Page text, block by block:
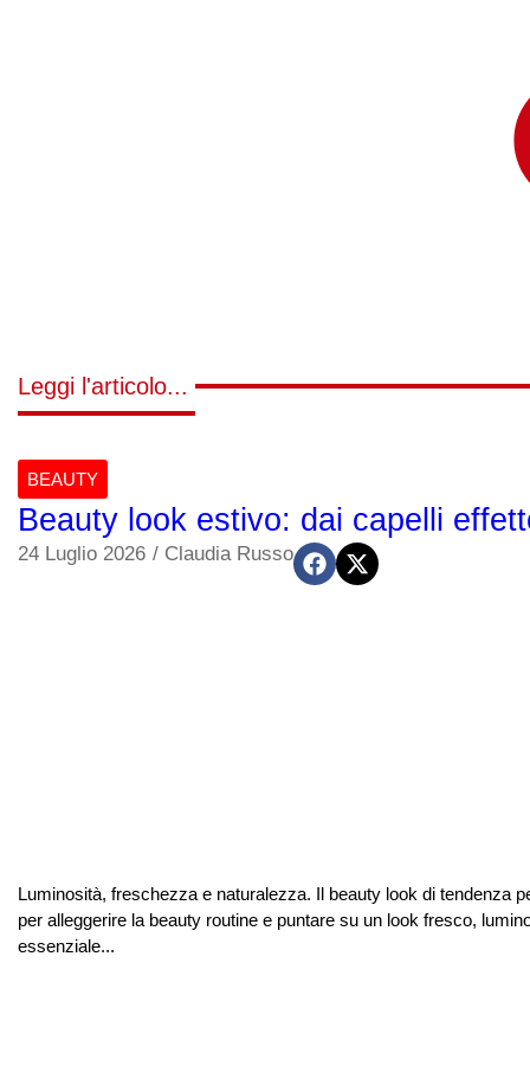
Leggi l'articolo...
BEAUTY
Beauty look estivo: dai capelli
24 Luglio 2026 / Claudia Russo
Luminosità, freschezza e naturalezza. Il beauty look di tendenza
per alleggerire la beauty routine e puntare su un look fresco,
essenziale...